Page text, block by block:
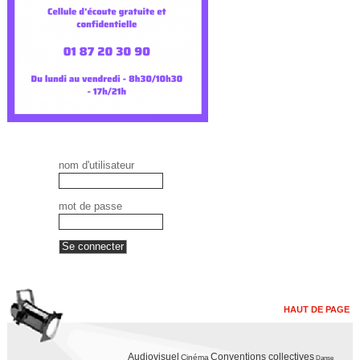
nom d'utilisateur
mot de passe
HAUT DE PAGE
Audiovisuel Cinéma Conventions collectives Danse